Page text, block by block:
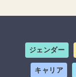
ジェンダー
キャリア